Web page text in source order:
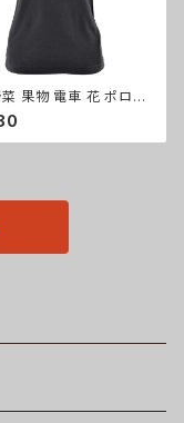
果物 電車 花 ポロシ
ル 刺繍 プレゼント 半
ース オリジナル 無地
ント ロゴ おしゃれ ゴル